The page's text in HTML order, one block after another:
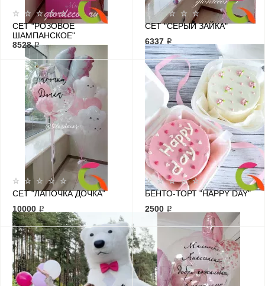
СЕТ "РОЗОВОЕ
ШАМПАНСКОЕ"
8528 ₽
СЕТ "СЕРЫЙ ЗАЙКА"
6337 ₽
СЕТ "ЛАПОЧКА ДОЧКА"
10000 ₽
БЕНТО-ТОРТ "HAPPY DAY"
2500 ₽